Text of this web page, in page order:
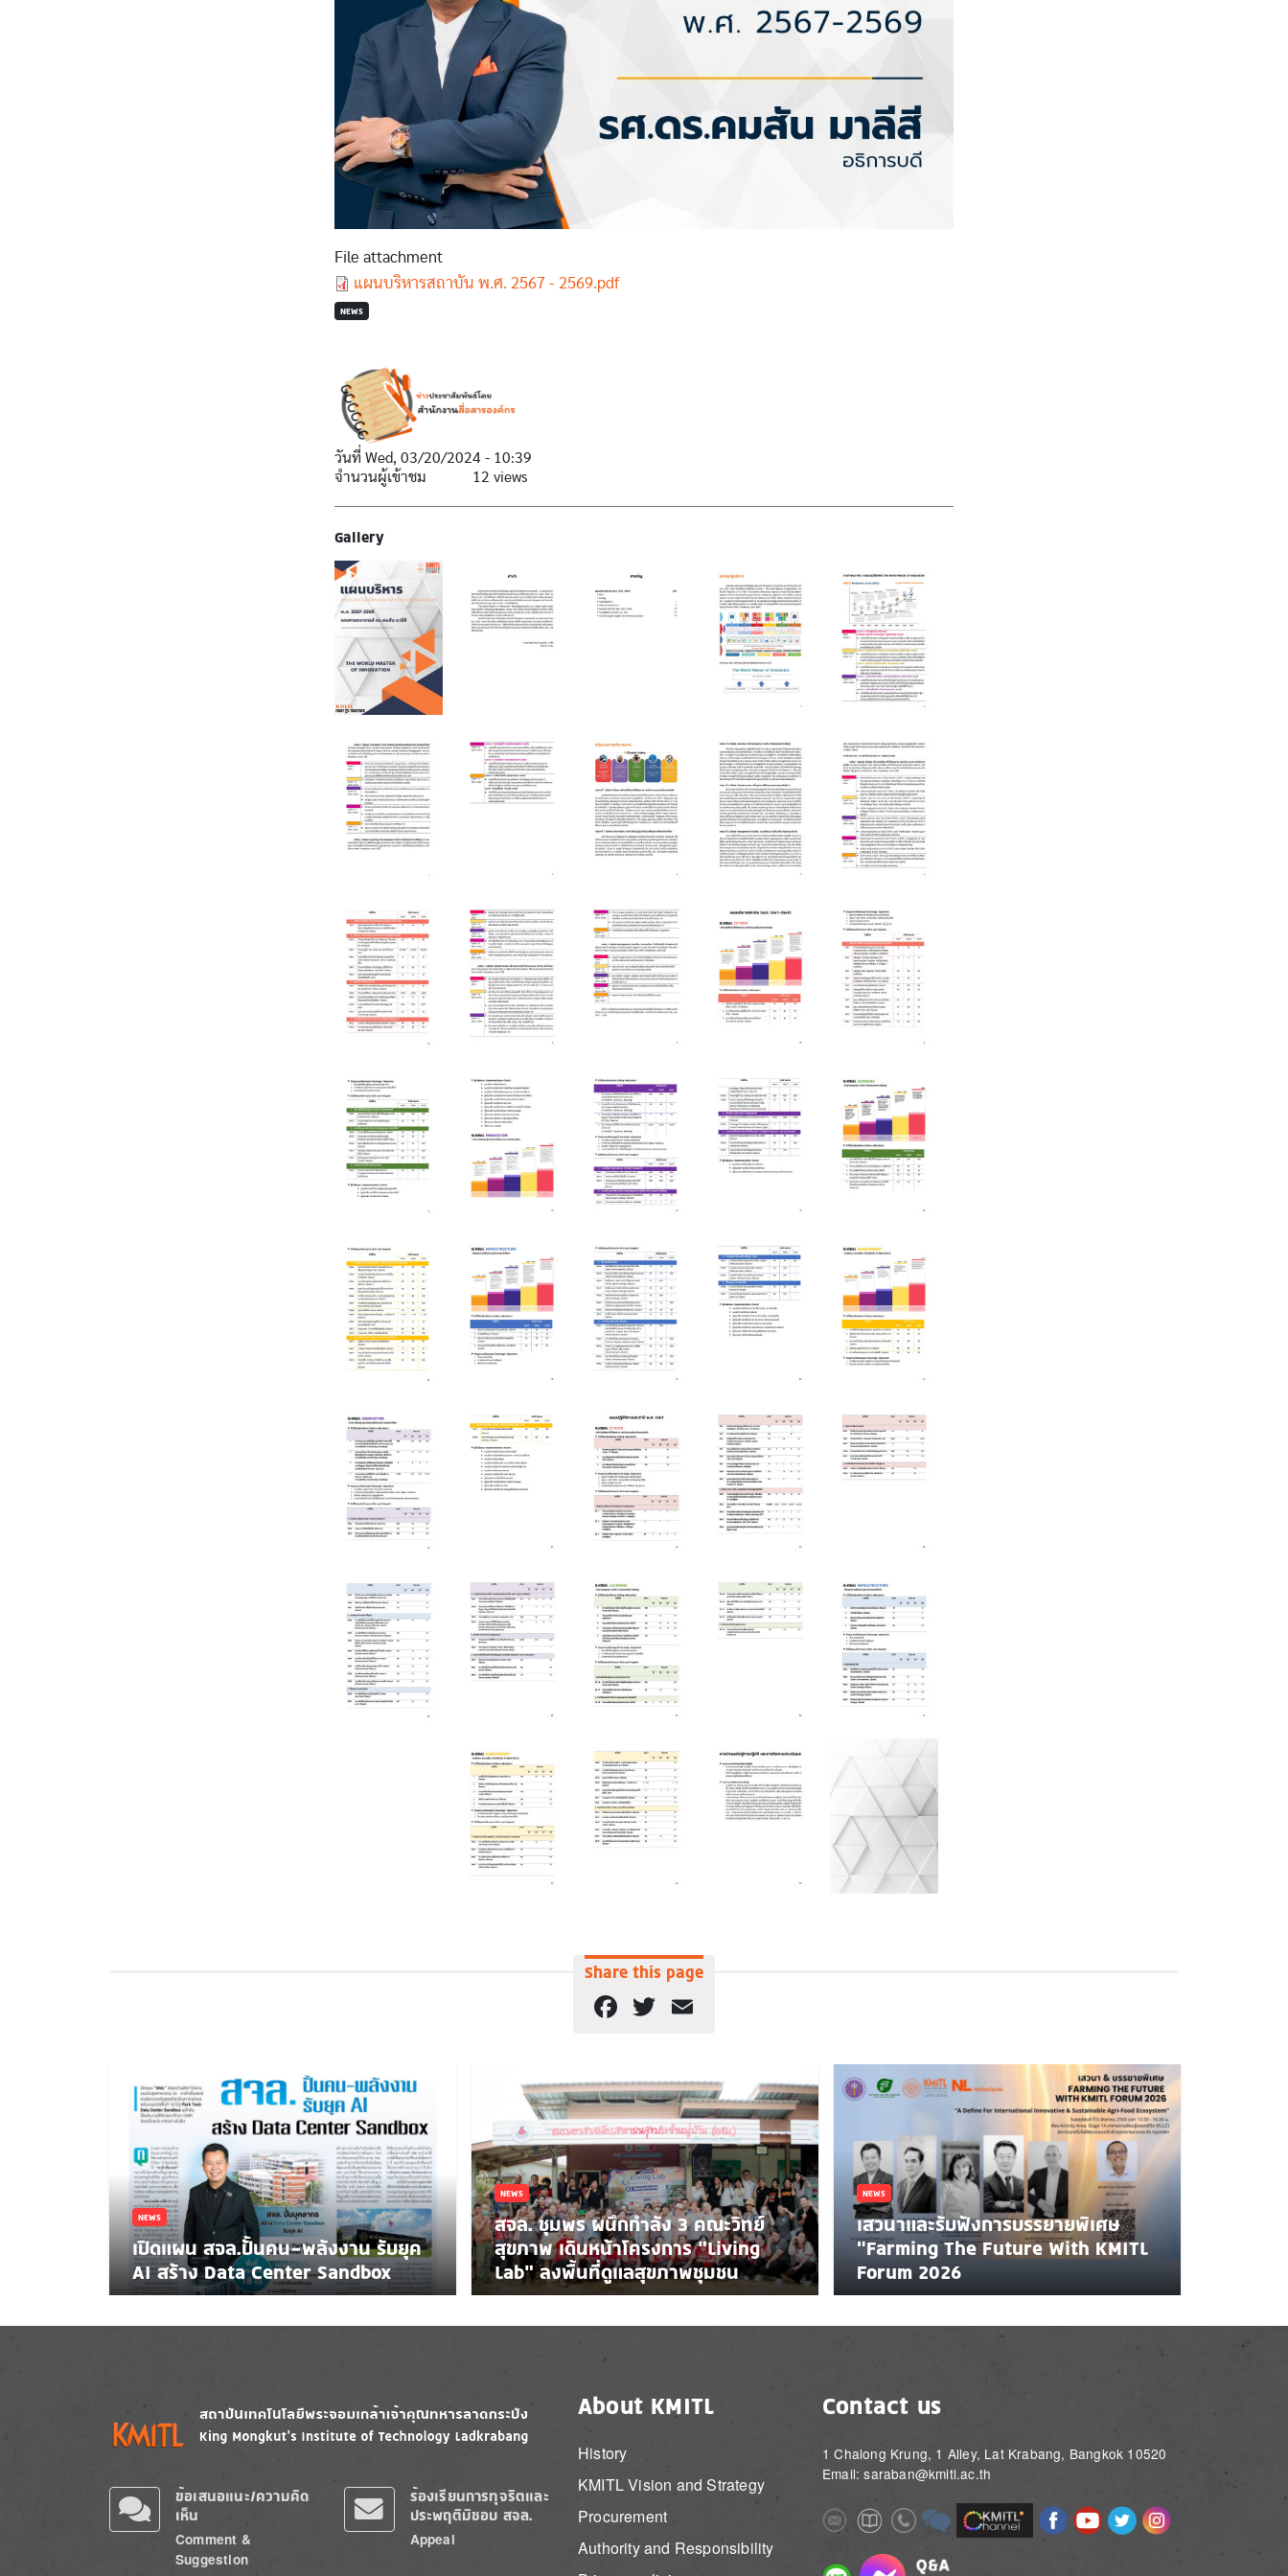
File attachment
Document
แผนบริหารสถาบัน พ.ศ. 2567 - 2569.pdf
NEWS
วันที่Wed, 03/20/2024 - 10:39
จำนวนผู้เข้าชม
12 views
Gallery
Share this page
Facebook
Twitter
NEWS
เปิดแผน สจล.ปั้นคน-พลังงาน รับยุค
AI สร้าง Data Center Sandbox
NEWS
สจล. ชุมพร ผนึกกำลัง 3 คณะวิทย์
สุขภาพ เดินหน้าโครงการ “Living
Lab” ลงพื้นที่ดูแลสุขภาพชุมชน
NEWS
เสวนาและรับฟังการบรรยายพิเศษ
"Farming The Future With KMITL
Forum 2026
Image Image
ข้อเสนอแนะ/ความคิด
เห็น
Comment &
Suggestion
ร้องเรียนการทุจริตและ
ประพฤติมิชอบ สจล.
Appeal
About KMITL
History
KMITL Vision and Strategy
Procurement
Authority and Responsibility
Contact us
1 Chalong Krung, 1 Alley, Lat Krabang, Bangkok 10520
Email: saraban@kmitl.ac.th
ImageImageImageImage Image ImageImageImageImage
Image